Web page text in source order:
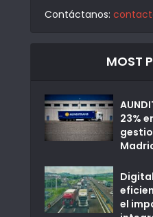
Contáctanos:
MOST
23%
el